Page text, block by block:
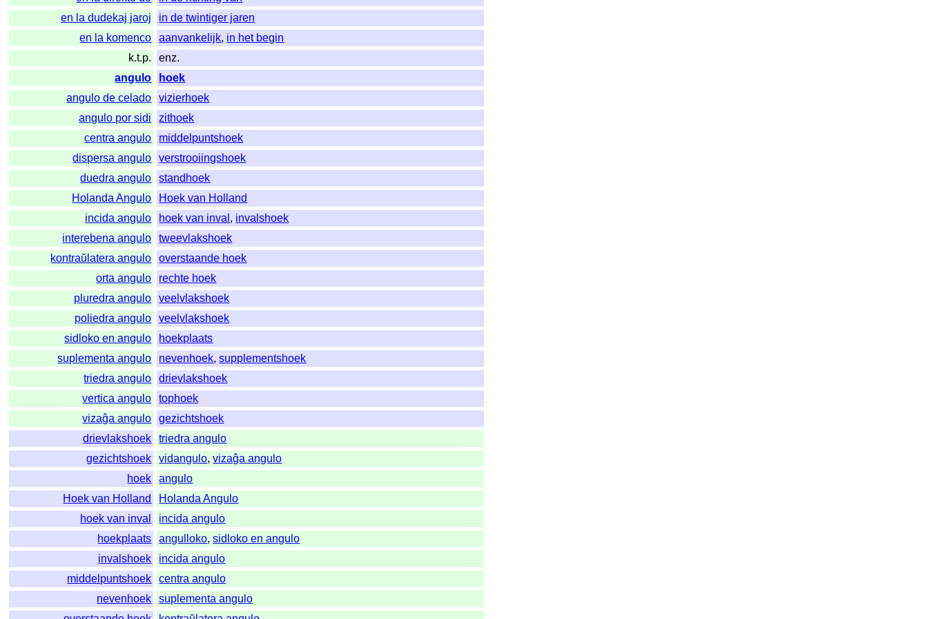
en la dudekaj jaroj
in de twintiger jaren
en la komenco
aanvankelijk, in het begin
k.t.p.
enz.
angulo
hoek
angulo de celado
vizierhoek
angulo por sidi
zithoek
centra angulo
middelpuntshoek
dispersa angulo
verstrooiingshoek
duedra angulo
standhoek
Holanda Angulo
Hoek van Holland
incida angulo
hoek van inval , invalshoek
interebena angulo
tweevlakshoek
kontraŭlatera angulo
overstaande hoek
orta angulo
rechte hoek
pluredra angulo
veelvlakshoek
poliedra angulo
veelvlakshoek
sidloko en angulo
hoekplaats
suplementa angulo
nevenhoek,supplementshoek
triedra angulo
drievlakshoek
vertica angulo
tophoek
vizaĝa angulo
gezichtshoek
drievlakshoek
triedra angulo
gezichtshoek
vidangulo,vizaĝa angulo
hoek
angulo
Hoek van Holland
Holanda Angulo
hoek van inval
incida angulo
hoekplaats
angulloko,sidloko en angulo
invalshoek
incida angulo
middelpuntshoek
centra angulo
nevenhoek
suplementa angulo